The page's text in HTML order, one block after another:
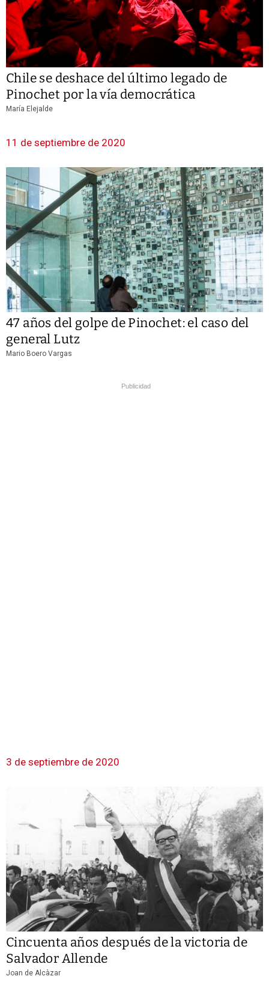
Chile se deshace del último legado de
Pinochet por la vía democrática
María Elejalde
11 de septiembre de 2020
47 años del golpe de Pinochet: el caso del
general Lutz
Mario Boero Vargas
Publicidad
3 de septiembre de 2020
Cincuenta años después de la victoria de
Salvador Allende
Joan de Alcàzar